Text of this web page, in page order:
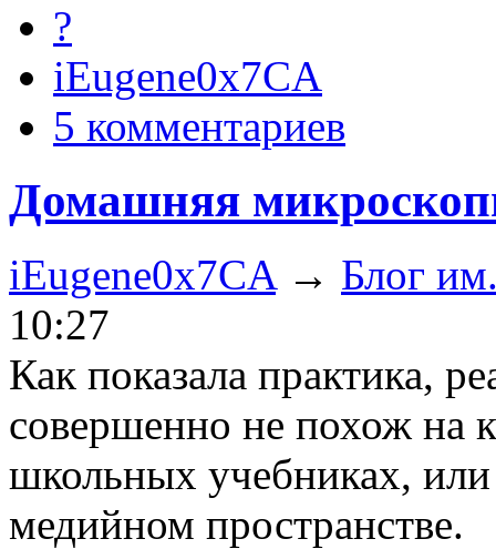
?
iEugene0x7CA
5 комментариев
Домашняя
iEugene0x7CA→ Блог
10:27
Как показала практика,
совершенно не похож на
школьных учебниках,
медийном пространстве.